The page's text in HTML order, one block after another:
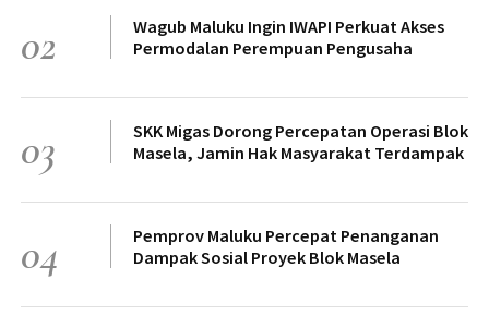
02
Wagub Maluku Ingin IWAPI Perkuat Akses
Permodalan Perempuan Pengusaha
03
SKK Migas Dorong Percepatan Operasi Blok
Masela, Jamin Hak Masyarakat Terdampak
04
Pemprov Maluku Percepat Penanganan
Dampak Sosial Proyek Blok Masela